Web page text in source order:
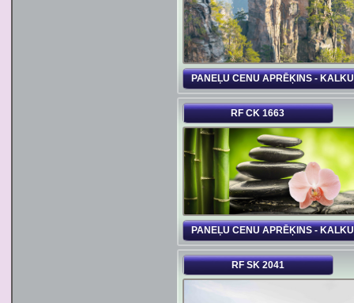
PANEĻU CENU APRĒĶINS -
RF CK 1663
PANEĻU CENU APRĒĶINS -
RF SK 2041